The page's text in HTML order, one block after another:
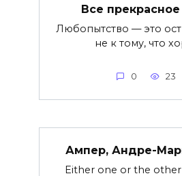
Все
Любопытство — это
не к тому, что
0 23
Ампер, Андре-
Either one or the other